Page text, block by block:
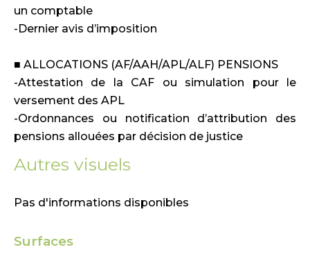
un comptable
-Dernier avis d’imposition
■ ALLOCATIONS (AF/AAH/APL/ALF) PENSIONS
-Attestation de la CAF ou simulation pour le
versement des APL
-Ordonnances ou notification d’attribution des
pensions allouées par décision de justice
Autres visuels
Pas d'informations disponibles
Surfaces